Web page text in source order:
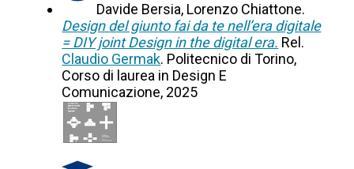
Davide Bersia, Lorenzo Chiattone.
Design del giunto fai da te nell’era digitale
= DIY joint Design in the digital era. Rel.
Claudio Germak. Politecnico di Torino,
Corso di laurea in Design E
Comunicazione, 2025